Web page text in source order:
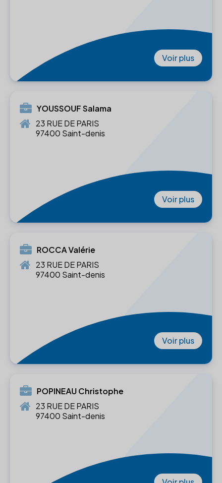
Voir plus
YOUSSOUF Salama
23 RUE DE PARIS
97400 Saint-denis
Voir plus
ROCCA Valérie
23 RUE DE PARIS
97400 Saint-denis
Voir plus
POPINEAU Christophe
23 RUE DE PARIS
97400 Saint-denis